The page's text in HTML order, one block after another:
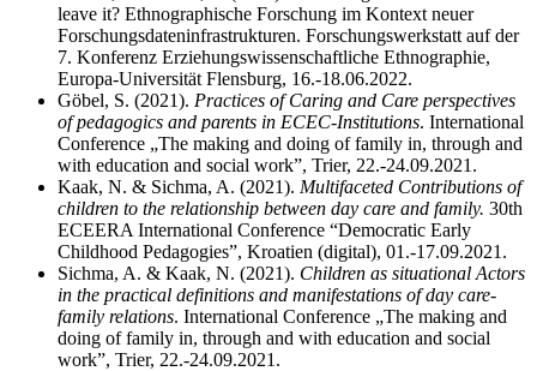
leave it? Ethnographische Forschung im Kontext neuer
Forschungsdateninfrastrukturen. Forschungswerkstatt auf der
7. Konferenz Erziehungswissenschaftliche Ethnographie,
Europa-Universität Flensburg, 16.-18.06.2022.
Göbel, S. (2021). Practices of Caring and Care perspectives
of pedagogics and parents in ECEC-Institutions. International
Conference „The making and doing of family in, through and
with education and social work”, Trier, 22.-24.09.2021.
Kaak, N. & Sichma, A. (2021). Multifaceted Contributions of
children to the relationship between day care and family. 30th
ECEERA International Conference “Democratic Early
Childhood Pedagogies”, Kroatien (digital), 01.-17.09.2021.
Sichma, A. & Kaak, N. (2021). Children as situational Actors
in the practical definitions and manifestations of day care-
family relations. International Conference „The making and
doing of family in, through and with education and social
work”, Trier, 22.-24.09.2021.